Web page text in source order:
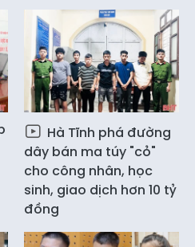
Hà Tĩnh phá đường
dây bán ma túy "cỏ"
cho công nhân, học
sinh, giao dịch hơn 10 tỷ
đồng